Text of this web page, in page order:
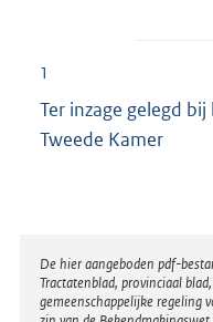
1
Ter inzage gelegd
Tweede Kamer
Disclaimer
De hier aangeboden pdf-
Tractatenblad, provinciaal
gemeenschappelijke regeling